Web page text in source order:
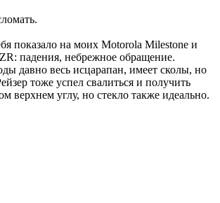
показало на моих Motorola Milestone и
падения, небрежное обращение.
давно весь исцарапан, имеет сколы, но
тоже успел свалиться и получить
верхнем углу, но стекло также идеально.